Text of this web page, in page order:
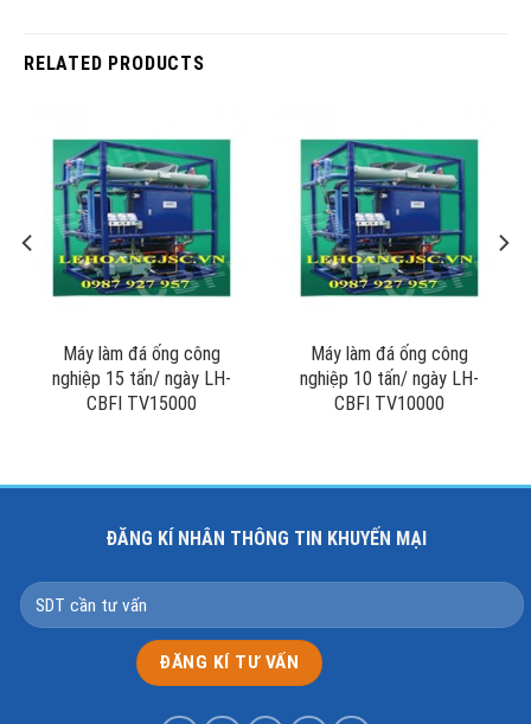
RELATED PRODUCTS
Máy làm đá ống công
nghiệp 15 tấn/ ngày LH-
CBFI TV15000
Máy làm đá ống công
nghiệp 10 tấn/ ngày LH-
CBFI TV10000
ĐĂNG KÍ NHÂN THÔNG TIN KHUYẾN MẠI